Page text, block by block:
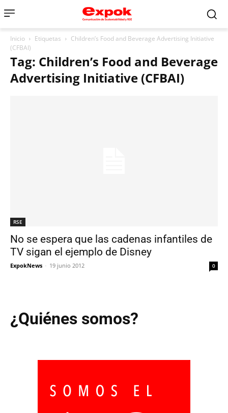
Inicio Etiquetas
Children’s Food and Beverage Advertising Initiative
(CFBAI)
Tag: Children’s Food and Beverage
Advertising Initiative (CFBAI)
RSE
No se espera que las cadenas infantiles de
TV sigan el ejemplo de Disney
ExpokNews - 19 junio 2012 0
¿Quiénes somos?